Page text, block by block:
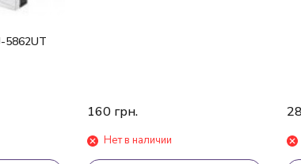
5862UT
160 грн.
Нет в наличии